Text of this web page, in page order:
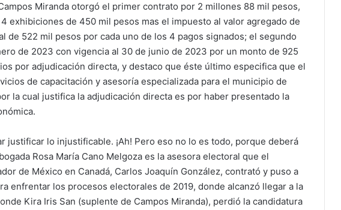
Miranda otorgó el primer contrato por 2 millones 88 mil pesos,
exhibiciones de 450 mil pesos mas el impuesto al valor agregado de
de 522 mil pesos por cada uno de los 4 pagos signados; el segundo
de 2023 con vigencia al 30 de junio de 2023 por un monto de 925
por adjudicación directa, y destaco que éste último especifica que el
de capacitación y asesoría especializada para el municipio de
la cual justifica la adjudicación directa es por haber presentado la
justificar lo injustificable. ¡Ah! Pero eso no lo es todo, porque deberá
Rosa María Cano Melgoza es la asesora electoral que el
de México en Canadá, Carlos Joaquín González, contrató y puso a
enfrentar los procesos electorales de 2019, donde alcanzó llegar a la
Kira Iris San (suplente de Campos Miranda), perdió la candidatura